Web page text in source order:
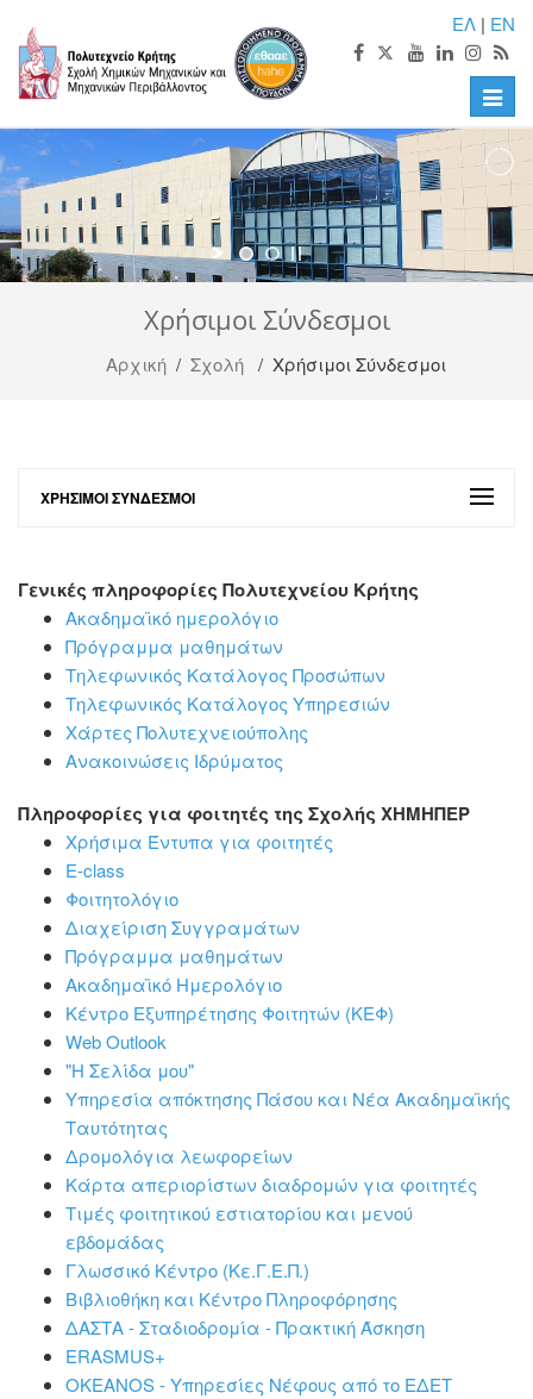
ΕΛ | EN
Toggle
Χρήσιμοι Σύνδεσμοι
Αρχική/ Σχολή/ Χρήσιμοι Σύνδεσμοι
ΧΡΉΣΙΜΟΙ ΣΎΝΔΕΣΜΟΙ
Γενικές πληροφορίες Πολυτεχνείου Κρήτης
Ακαδημαϊκό ημερολόγιο
Πρόγραμμα μαθημάτων
Τηλεφωνικός Κατάλογος Προσώπων
Τηλεφωνικός Κατάλογος Υπηρεσιών
Χάρτες Πολυτεχνειούπολης
Ανακοινώσεις Ιδρύματος
Πληροφορίες για φοιτητές της Σχολής ΧΗΜΗΠΕΡ
Χρήσιμα Έντυπα για φοιτητές
E-class
Φοιτητολόγιο
Διαχείριση Συγγραμάτων
Πρόγραμμα μαθημάτων
Ακαδημαϊκό Ημερολόγιο
Κέντρο Εξυπηρέτησης Φοιτητών (ΚΕΦ)
Web Outlook
"Η Σελίδα μου"
Υπηρεσία απόκτησης Πάσου και Νέα Ακαδημαϊκής
Ταυτότητας
Δρομολόγια λεωφορείων
Κάρτα απεριορίστων διαδρομών για φοιτητές
Τιμές φοιτητικού εστιατορίου και μενού
εβδομάδας
Γλωσσικό Κέντρο (Κε.Γ.Ε.Π.)
Βιβλιοθήκη και Κέντρο Πληροφόρησης
ΔΑΣΤΑ - Σταδιοδρομία - Πρακτική Άσκηση
ERASMUS+
OKEANOS - Υπηρεσίες Νέφους από το ΕΔΕΤ